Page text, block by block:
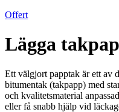
Offert
Lägga
Ett välgjort papptak är ett av
bitumentak (takpapp) med
och kvalitetsmaterial
eller få snabb hjälp vid